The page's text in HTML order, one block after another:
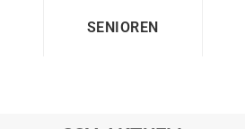
SENIOREN